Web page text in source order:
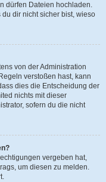
dürfen Dateien hochladen.
dir nicht sicher bist, wieso
von der Administration
verstoßen hast, kann
dies die Entscheidung der
nichts mit dieser
sofern du die nicht
vergeben hat,
um diesen zu melden.